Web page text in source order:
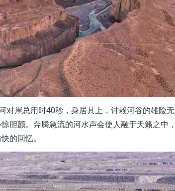
对岸总用时40秒，身居其上，讨赖河谷的雄险无
胆颤。奔腾急流的河水声会使人融于天籁之中
的回忆。